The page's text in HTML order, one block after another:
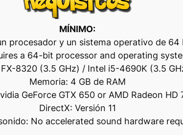
MÍNIMO:
procesador y un sistema operativo de 64
a 64-bit processor and operating
8320 (3.5 GHz) / Intel i5-4690K (3.5
Memoria: 4 GB de RAM
GeForce GTX 650 or AMD Radeon HD
DirectX: Versión 11
No accelerated sound hardware